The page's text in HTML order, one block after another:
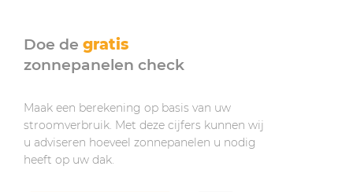
Doe de gratis
zonnepanelen check
Maak een berekening op basis van uw
stroomverbruik. Met deze cijfers kunnen wij
u adviseren hoeveel zonnepanelen u nodig
heeft op uw dak.